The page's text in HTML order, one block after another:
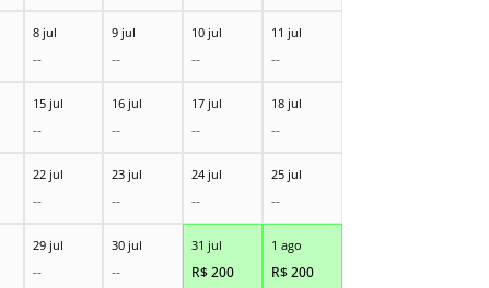
8 jul
--
9 jul
--
10 jul
--
11 jul
--
15 jul
--
16 jul
--
17 jul
--
18 jul
--
22 jul
--
23 jul
--
24 jul
--
25 jul
--
29 jul
--
30 jul
--
31 jul
R$200
1 ago
R$200